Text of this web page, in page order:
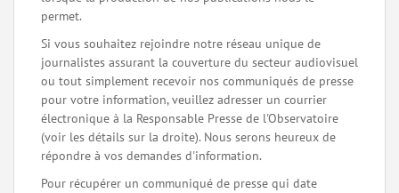
permet.
Si vous souhaitez rejoindre notre réseau unique de
journalistes assurant la couverture du secteur audiovisuel
ou tout simplement recevoir nos communiqués de presse
pour votre information, veuillez adresser un courrier
électronique à la Responsable Presse de l'Observatoire
(voir les détails sur la droite). Nous serons heureux de
répondre à vos demandes d'information.
Pour récupérer un communiqué de presse qui date